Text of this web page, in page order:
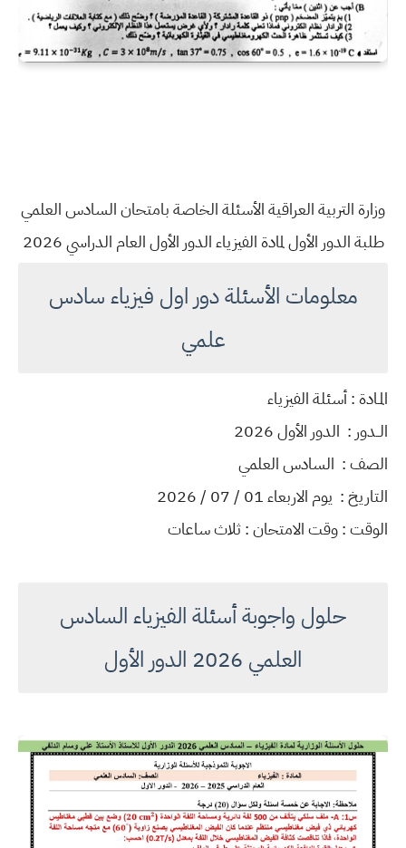
وزارة التربية العراقية الأسئلة الخاصة بامتحان السادس العلمي
طلبة الدور الأول لمادة الفيزياء الدور الأول العام الدراسي 2026
معلومات الأسئلة دور اول فيزياء سادس
علمي
المـادة : أسئلة الفيزياء
الــدور : الدور الأول 2026
الصف : السادس العلمي
التاريخ : يوم الاربعاء 01 / 07 / 2026
الوقت : وقت الامتحان : ثلاث ساعات
حلول واجوبة أسئلة الفيزياء السادس
العلمي 2026 الدور الأول